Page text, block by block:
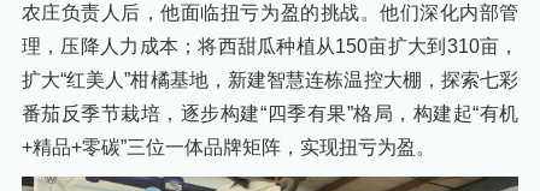
农庄负责人后，他面临扭亏为盈的挑战。他们深化内部管
理，压降人力成本；将西甜瓜种植从150亩扩大到310亩，
扩大“红美人”柑橘基地，新建智慧连栋温控大棚，探索七彩
番茄反季节栽培，逐步构建“四季有果”格局，构建起“有机
+精品+零碳”三位一体品牌矩阵，实现扭亏为盈。